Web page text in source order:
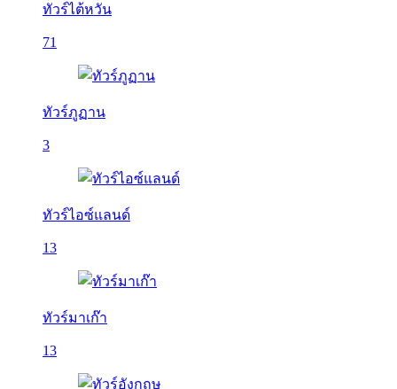
ทัวร์ไต้หวัน
71
ทัวร์ภูฏาน
3
ทัวร์ไอซ์แลนด์
13
ทัวร์มาเก๊า
13